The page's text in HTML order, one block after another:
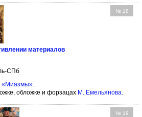
№ 18
материалов
СПб
«Миазмы».
обложке и форзацах М. Емельянова.
№ 19